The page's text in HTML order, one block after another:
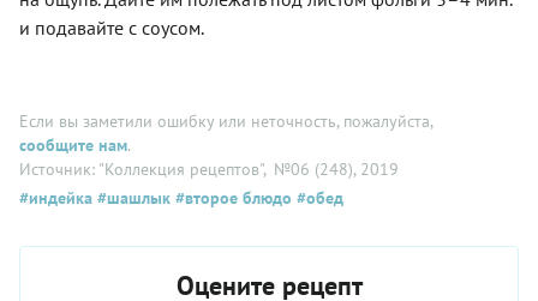
и подавайте с соусом.
Если вы заметили ошибку или неточность, пожалуйста,
сообщите нам.
Источник: "Коллекция рецептов", №06 (248), 2019
#индейка #шашлык #второе блюдо #обед
Оцените рецепт